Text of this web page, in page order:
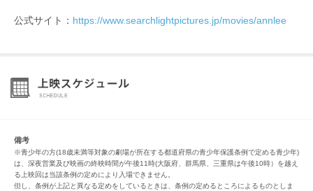
公式サイト： https://www.searchlightpictures.jp/movies/annlee
備考
※青少年の方(18歳未満等対象の劇場が所在する都道府県の青少年保護条例で定める青少年)
は、深夜営業及び映画の終映時間が午後11時(大阪府、群馬県、三重県は午後10時）を越え
る上映回は当該条例の定めにより入場できません。
但し、条例が上記と異なる定めをしているときは、条例の定めるところによるものとしま